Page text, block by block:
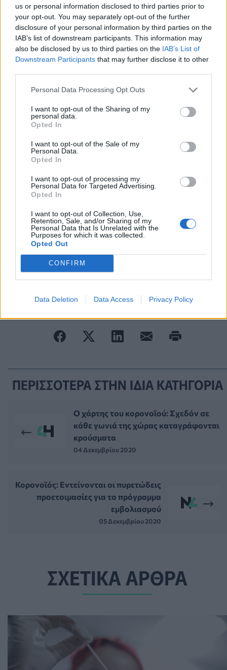
us or personal information disclosed to third parties prior to
your opt-out. You may separately opt-out of the further
disclosure of your personal information by third parties on the
IAB’s list of downstream participants. This information may
also be disclosed by us to third parties on the IAB’s List of
Downstream Participants that may further disclose it to other
Personal Data Processing Opt Outs
I want to opt-out of the Sharing of my
personal data.
Opted In
I want to opt-out of the Sale of my
Personal Data.
Opted In
I want to opt-out of processing my
Personal Data for Targeted Advertising.
Opted In
I want to opt-out of Collection, Use,
Retention, Sale, and/or Sharing of my
Personal Data that Is Unrelated with the
Purposes for which it was collected.
Opted Out
CONFIRM
Data Deletion Data Access Privacy Policy
Τελευταία τροποποίηση στις 05/12/2020 - 18:47
ΧΑΡΤΗΣ ΚΟΡΟΝΟΙΟΣ ΚΡΟΥΣΜΑΤΑ
ΠΕΡΙΣΣΟΤΕΡΑ ΣΤΗΝ ΙΔΙΑ ΚΑΤΗΓΟΡΙΑ
Ο χάρτης του κορονοϊού: Σχεδόν σε
κάθε γωνιά της χώρας καταγράφονται
κρούσματα
04 Δεκεμβρίου 2020
Κορονοϊός: Εντείνονται οι πυρετώδεις
προετοιμασίες για το πρόγραμμα
εμβολιασμού
05 Δεκεμβρίου 2020
ΣΧΕΤΙΚΑ ΑΡΘΡΑ